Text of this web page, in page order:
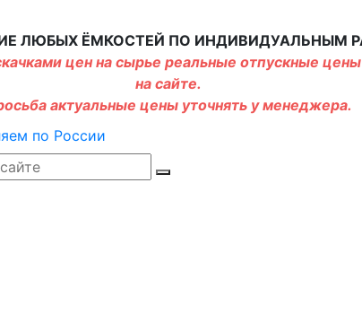
ЛЮБЫХ ЁМКОСТЕЙ ПО ИНДИВИДУАЛЬНЫМ
цен на сырье реальные отпускные цены
на сайте.
актуальные цены уточнять у менеджера.